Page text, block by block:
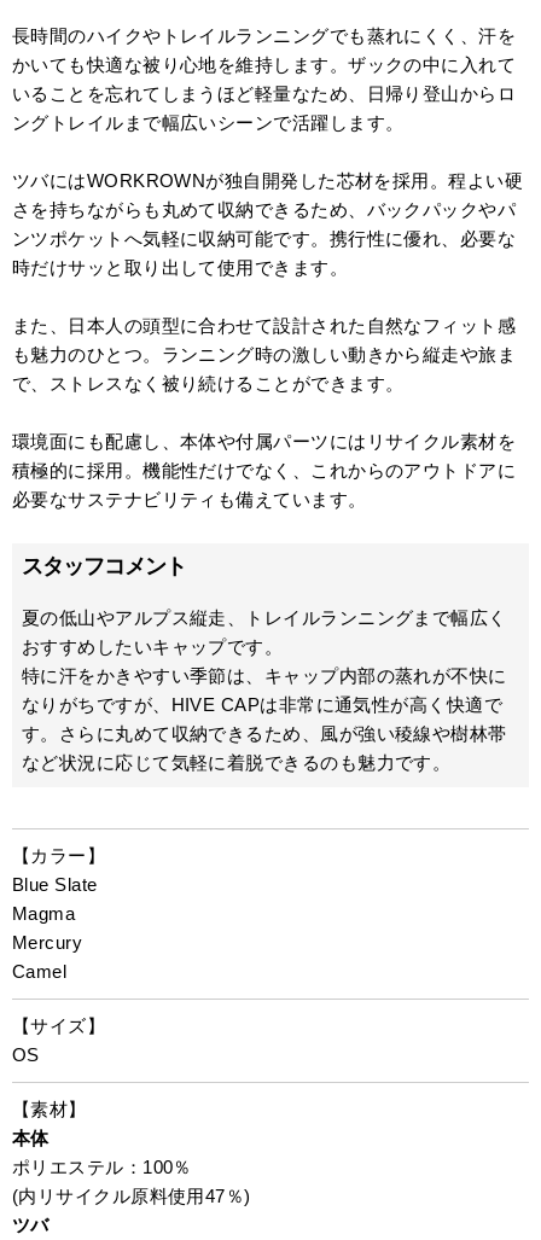
長時間のハイクやトレイルランニングでも蒸れにくく、汗を
かいても快適な被り心地を維持します。ザックの中に入れて
いることを忘れてしまうほど軽量なため、日帰り登山からロ
ングトレイルまで幅広いシーンで活躍します。
ツバにはWORKROWNが独自開発した芯材を採用。程よい硬
さを持ちながらも丸めて収納できるため、バックパックやパ
ンツポケットへ気軽に収納可能です。携行性に優れ、必要な
時だけサッと取り出して使用できます。
また、日本人の頭型に合わせて設計された自然なフィット感
も魅力のひとつ。ランニング時の激しい動きから縦走や旅ま
で、ストレスなく被り続けることができます。
環境面にも配慮し、本体や付属パーツにはリサイクル素材を
積極的に採用。機能性だけでなく、これからのアウトドアに
必要なサステナビリティも備えています。
スタッフコメント
夏の低山やアルプス縦走、トレイルランニングまで幅広く
おすすめしたいキャップです。
特に汗をかきやすい季節は、キャップ内部の蒸れが不快に
なりがちですが、HIVE CAPは非常に通気性が高く快適で
す。さらに丸めて収納できるため、風が強い稜線や樹林帯
など状況に応じて気軽に着脱できるのも魅力です。
【カラー】
Blue Slate
Magma
Mercury
Camel
【サイズ】
OS
【素材】
本体
ポリエステル：100％
(内リサイクル原料使用47％)
ツバ